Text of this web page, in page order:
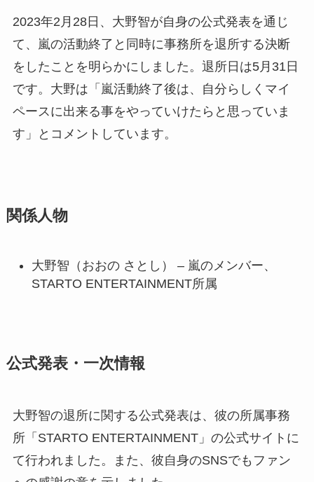
2023年2月28日、大野智が自身の公式発表を通じ
て、嵐の活動終了と同時に事務所を退所する決断
をしたことを明らかにしました。退所日は5月31日
です。大野は「嵐活動終了後は、自分らしくマイ
ペースに出来る事をやっていけたらと思っていま
す」とコメントしています。
関係人物
大野智（おおの さとし） – 嵐のメンバー、
STARTO ENTERTAINMENT所属
公式発表・一次情報
大野智の退所に関する公式発表は、彼の所属事務
所「STARTO ENTERTAINMENT」の公式サイトに
て行われました。また、彼自身のSNSでもファン